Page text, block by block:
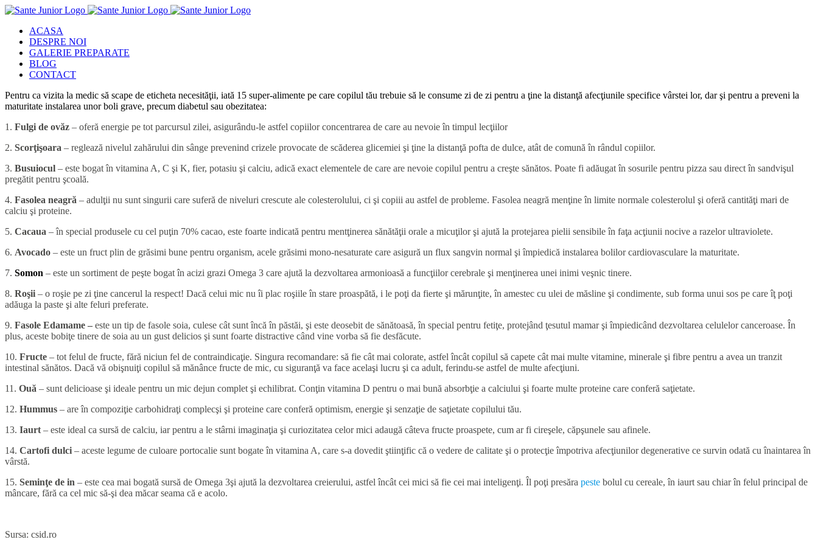
Skip
contentACASA
DESPRE NOI
GALERIE PREPARATE
BLOG
CONTACT
Pentru ca vizita la medic să scape de eticheta necesităţii, iată 15 super-alimente pe care copilul tău trebuie să le consume zi de zi pentru a ţine la distanţă afecţiunile specifice vârstei lor, dar şi pentru a preveni la
maturitate instalarea unor boli grave, precum diabetul sau obezitatea:
1. Fulgi de ovăz – oferă energie pe tot parcursul zilei, asigurându-le astfel copiilor concentrarea de care au nevoie în timpul lecţiilor
2. Scorţişoara – reglează nivelul zahărului din sânge prevenind crizele provocate de scăderea glicemiei şi ţine la distanţă pofta de dulce, atât de comună în rândul copiilor.
3. Busuiocul – este bogat în vitamina A, C şi K, fier, potasiu şi calciu, adică exact elementele de care are nevoie copilul pentru a creşte sănătos. Poate fi adăugat în sosurile pentru pizza sau direct în sandvişul
pregătit pentru şcoală.
4. Fasolea neagră – adulţii nu sunt singurii care suferă de niveluri crescute ale colesterolului, ci şi copiii au astfel de probleme. Fasolea neagră menţine în limite normale colesterolul şi oferă cantităţi mari de
calciu şi proteine.
5. Cacaua – în special produsele cu cel puţin 70% cacao, este foarte indicată pentru mentţinerea sănătăţii orale a micuţilor şi ajută la protejarea pielii sensibile în faţa acţiunii nocive a razelor ultraviolete.
6. Avocado – este un fruct plin de grăsimi bune pentru organism, acele grăsimi mono-nesaturate care asigură un flux sangvin normal şi împiedică instalarea bolilor cardiovasculare la maturitate.
7. Somon – este un sortiment de peşte bogat în acizi grazi Omega 3 care ajută la dezvoltarea armonioasă a funcţiilor cerebrale şi menţinerea unei inimi veşnic tinere.
8. Roşii – o roşie pe zi ţine cancerul la respect! Dacă celui mic nu îi plac roşiile în stare proaspătă, i le poţi da fierte şi mărunţite, în amestec cu ulei de măsline şi condimente, sub forma unui sos pe care îţ poţi
adăuga la paste şi alte feluri preferate.
9. Fasole Edamame – este un tip de fasole soia, culese cât sunt încă în păstăi, şi este deosebit de sănătoasă, în special pentru fetiţe, protejând ţesutul mamar şi împiedicând dezvoltarea celulelor canceroase. În
plus, aceste bobiţe tinere de soia au un gust delicios şi sunt foarte distractive când vine vorba să fie desfăcute.
10. Fructe – tot felul de fructe, fără niciun fel de contraindicaţie. Singura recomandare: să fie cât mai colorate, astfel încât copilul să capete cât mai multe vitamine, minerale şi fibre pentru a avea un tranzit
intestinal sănătos. Dacă vă obişnuiţi copilul să mănânce fructe de mic, cu siguranţă va face acelaşi lucru şi ca adult, ferindu-se astfel de multe afecţiuni.
11. Ouă – sunt delicioase şi ideale pentru un mic dejun complet şi echilibrat. Conţin vitamina D pentru o mai bună absorbţie a calciului şi foarte multe proteine care conferă saţietate.
12. Hummus – are în compoziţie carbohidraţi complecşi şi proteine care conferă optimism, energie şi senzaţie de saţietate copilului tău.
13. Iaurt – este ideal ca sursă de calciu, iar pentru a le stârni imaginaţia şi curiozitatea celor mici adaugă câteva fructe proaspete, cum ar fi cireşele, căpşunele sau afinele.
14. Cartofi dulci – aceste legume de culoare portocalie sunt bogate în vitamina A, care s-a dovedit ştiinţific că o vedere de calitate şi o protecţie împotriva afecţiunilor degenerative ce survin odată cu înaintarea în
vârstă.
15. Seminţe de in – este cea mai bogată sursă de Omega 3şi ajută la dezvoltarea creierului, astfel încât cei mici să fie cei mai inteligenţi. Îl poţi presăra peste bolul cu cereale, în iaurt sau chiar în felul principal de
mâncare, fără ca cel mic să-şi dea măcar seama că e acolo.
Sursa: csid.ro